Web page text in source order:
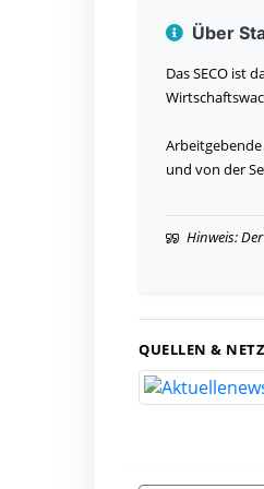
Über
Das SECO ist
und von der
Hinweis:
QUELLEN &